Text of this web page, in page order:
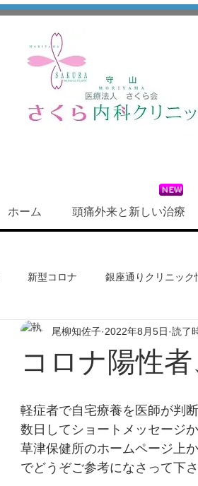
ホーム 頭痛外来と新しい治療
新型コロナ 銀座通りクリニック
コロナ陽性
尾柳知佐子 2022年8月5日 読了
軽症者で自宅療養を医師が判
数日してショートメッセージ
草津保健所のホームページ上
でどうぞご参考になさって下さ